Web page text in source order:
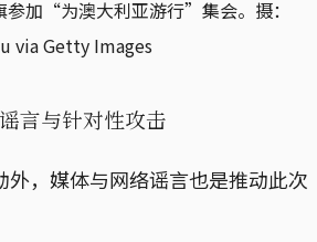
参加“为澳大利亚游行”集会。摄：
via Getty Images
言与针对性攻击
外，媒体与网络谣言也是推动此次